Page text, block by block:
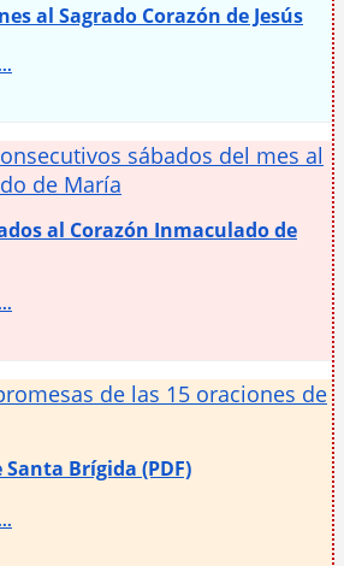
al Sagrado Corazón de Jesús
al Corazón Inmaculado de
Brígida (PDF)